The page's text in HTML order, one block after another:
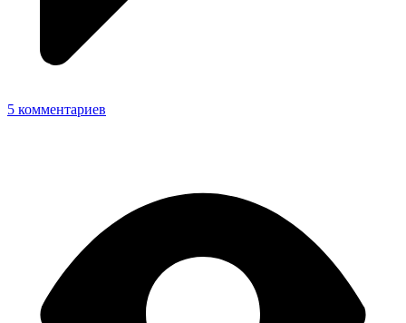
5 комментариев